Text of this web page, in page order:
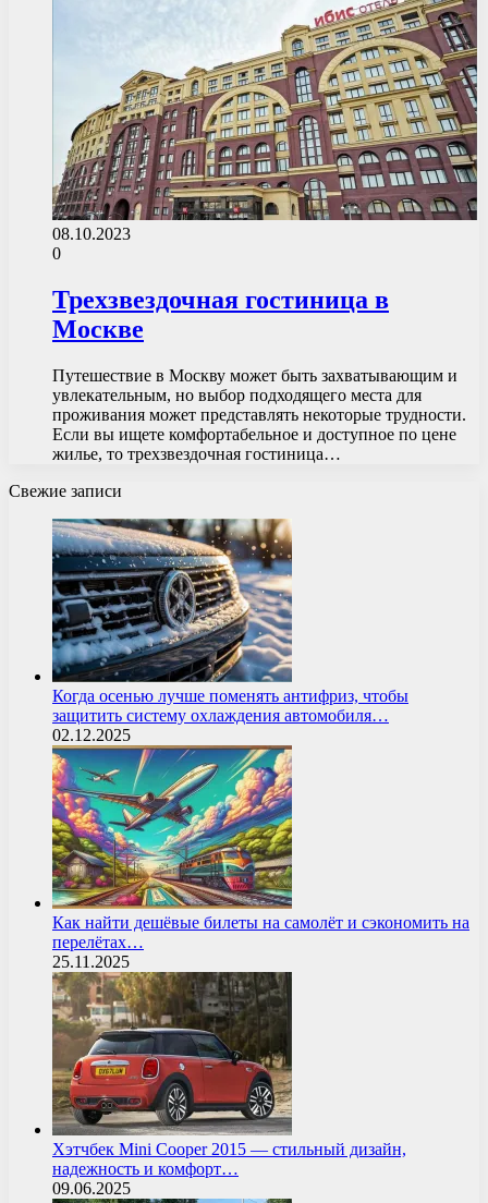
08.10.2023
0
Трехзвездочная гостиница в
Москве
Путешествие в Москву может быть захватывающим и
увлекательным, но выбор подходящего места для
проживания может представлять некоторые трудности.
Если вы ищете комфортабельное и доступное по цене
жилье, то трехзвездочная гостиница…
Свежие записи
Когда осенью лучше поменять антифриз, чтобы
защитить систему охлаждения автомобиля…
02.12.2025
Как найти дешёвые билеты на самолёт и сэкономить на
перелётах…
25.11.2025
Хэтчбек Mini Cooper 2015 — стильный дизайн,
надежность и комфорт…
09.06.2025